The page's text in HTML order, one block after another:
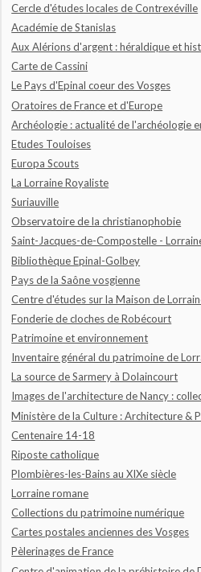
Cercle d'études locales de Contrexéville
Académie de Stanislas
Aux Alérions d'argent : héraldique et
Carte de Cassini
Le Pays d'Epinal coeur des Vosges
Oratoires de France et d'Europe
Archéologie : actualité de l'archéologie
Etudes Touloises
Europa Scouts
La Lorraine Royaliste
Suriauville
Observatoire de la christianophobie
Saint-Jacques-de-Compostelle -
Bibliothèque Epinal-Golbey
Pays de la Saône vosgienne
Centre d'études sur la Maison de
Fonderie de cloches de Robécourt
Patrimoine et environnement
Inventaire général du patrimoine de
La source de Sarmery à Dolaincourt
Images de l'architecture de Nancy :
Ministère de la Culture : Architecture &
Centenaire 14-18
Riposte catholique
Plombières-les-Bains au XIXe siècle
Lorraine romane
Collections du patrimoine numérique
Cartes postales anciennes des Vosges
Pèlerinages de France